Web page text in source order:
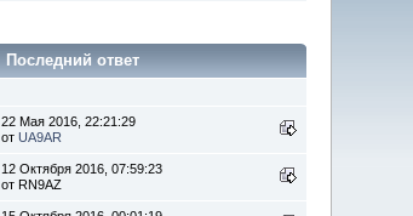
Последний ответ
22 Мая 2016, 22:21:29
отUA9AR
12 Октября 2016, 07:59:23
от RN9AZ